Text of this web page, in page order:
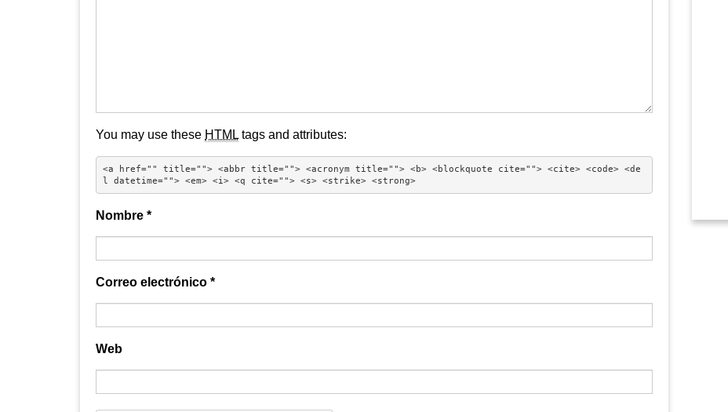
You may use these HTML tags and attributes:
<a href="" title=""> <abbr title=""> <acronym title=""> <b> <blockquote cite=""> <cite> <code> <de
l datetime=""> <em> <i> <q cite=""> <s> <strike> <strong>
Nombre *
Correo electrónico *
Web